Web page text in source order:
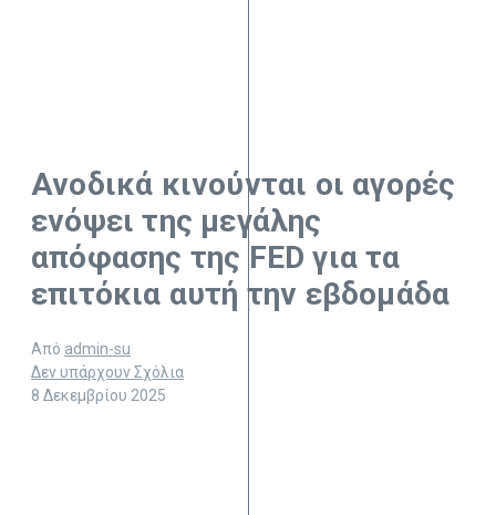
Ανοδικά κινούνται οι αγορές
ενόψει της μεγάλης
απόφασης της FED για τα
επιτόκια αυτή την εβδομάδα
Από admin-su
Δεν υπάρχουν Σχόλια
8 Δεκεμβρίου 2025